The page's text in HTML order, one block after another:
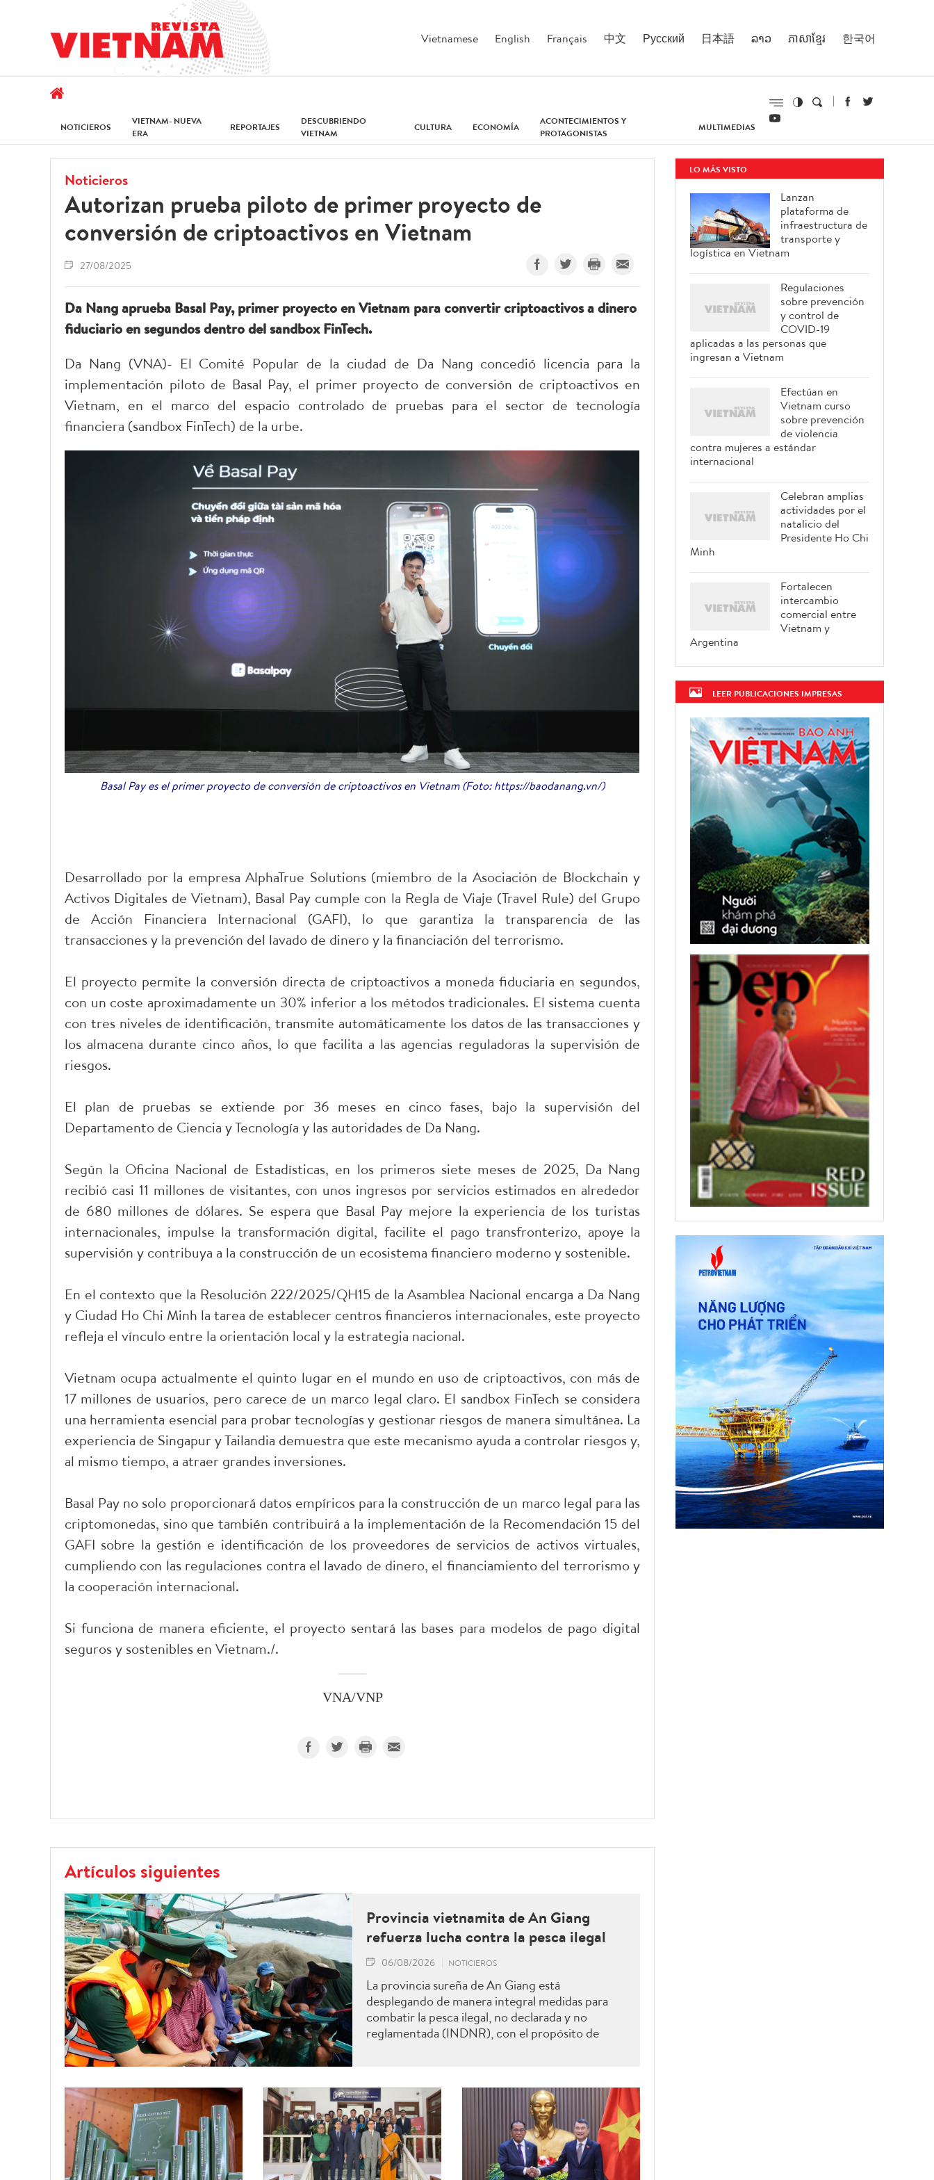
Vietnamese English Français 中文 Русский 日本語 ລາວ ភាសាខ្មែរ 한국어
NOTICIEROS
VIETNAM- NUEVA
ERA
REPORTAJES
DESCUBRIENDO
VIETNAM
CULTURA ECONOMÍA
ACONTECIMIENTOS Y
PROTAGONISTAS
MULTIMEDIAS
Noticieros
Autorizan prueba piloto de primer proyecto de
conversión de criptoactivos en Vietnam
27/08/2025
Da Nang aprueba Basal Pay, primer proyecto en Vietnam para convertir criptoactivos a dinero
fiduciario en segundos dentro del sandbox FinTech.
Da Nang (VNA)- El Comité Popular de la ciudad de Da Nang concedió licencia para la
implementación piloto de Basal Pay, el primer proyecto de conversión de criptoactivos en
Vietnam, en el marco del espacio controlado de pruebas para el sector de tecnología
financiera (sandbox FinTech) de la urbe.
Basal Pay es el primer proyecto de conversión de criptoactivos en Vietnam (Foto: https://baodanang.vn/)
Desarrollado por la empresa AlphaTrue Solutions (miembro de la Asociación de Blockchain y
Activos Digitales de Vietnam), Basal Pay cumple con la Regla de Viaje (Travel Rule) del Grupo
de Acción Financiera Internacional (GAFI), lo que garantiza la transparencia de las
transacciones y la prevención del lavado de dinero y la financiación del terrorismo.
El proyecto permite la conversión directa de criptoactivos a moneda fiduciaria en segundos,
con un coste aproximadamente un 30% inferior a los métodos tradicionales. El sistema cuenta
con tres niveles de identificación, transmite automáticamente los datos de las transacciones y
los almacena durante cinco años, lo que facilita a las agencias reguladoras la supervisión de
riesgos.
El plan de pruebas se extiende por 36 meses en cinco fases, bajo la supervisión del
Departamento de Ciencia y Tecnología y las autoridades de Da Nang.
Según la Oficina Nacional de Estadísticas, en los primeros siete meses de 2025, Da Nang
recibió casi 11 millones de visitantes, con unos ingresos por servicios estimados en alrededor
de 680 millones de dólares. Se espera que Basal Pay mejore la experiencia de los turistas
internacionales, impulse la transformación digital, facilite el pago transfronterizo, apoye la
supervisión y contribuya a la construcción de un ecosistema financiero moderno y sostenible.
En el contexto que la Resolución 222/2025/QH15 de la Asamblea Nacional encarga a Da Nang
y Ciudad Ho Chi Minh la tarea de establecer centros financieros internacionales, este proyecto
refleja el vínculo entre la orientación local y la estrategia nacional.
Vietnam ocupa actualmente el quinto lugar en el mundo en uso de criptoactivos, con más de
17 millones de usuarios, pero carece de un marco legal claro. El sandbox FinTech se considera
una herramienta esencial para probar tecnologías y gestionar riesgos de manera simultánea. La
experiencia de Singapur y Tailandia demuestra que este mecanismo ayuda a controlar riesgos y,
al mismo tiempo, a atraer grandes inversiones.
Basal Pay no solo proporcionará datos empíricos para la construcción de un marco legal para las
criptomonedas, sino que también contribuirá a la implementación de la Recomendación 15 del
GAFI sobre la gestión e identificación de los proveedores de servicios de activos virtuales,
cumpliendo con las regulaciones contra el lavado de dinero, el financiamiento del terrorismo y
la cooperación internacional.
Si funciona de manera eficiente, el proyecto sentará las bases para modelos de pago digital
seguros y sostenibles en Vietnam./.
VNA/VNP
Artículos siguientes
Provincia vietnamita de An Giang
refuerza lucha contra la pesca ilegal
06/08/2026 NOTICIEROS
La provincia sureña de An Giang está
desplegando de manera integral medidas para
combatir la pesca ilegal, no declarada y no
reglamentada (INDNR), con el propósito de
reforzar el prestigio del sector pesquero
vietnamita.
LO MÁS VISTO
Lanzan
plataforma de
infraestructura de
transporte y
logística en Vietnam
Regulaciones
sobre prevención
y control de
COVID-19
aplicadas a las personas que
ingresan a Vietnam
Efectúan en
Vietnam curso
sobre prevención
de violencia
contra mujeres a estándar
internacional
Celebran amplias
actividades por el
natalicio del
Presidente Ho Chi
Minh
Fortalecen
intercambio
comercial entre
Vietnam y
Argentina
LEER PUBLICACIONES IMPRESAS